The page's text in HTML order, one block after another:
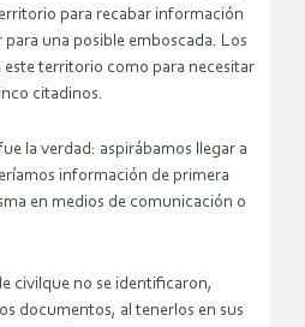
para recabar información
una posible emboscada. Los
este territorio como para necesitar
citadinos.
la verdad: aspirábamos llegar a
información de primera
en medios de comunicación o
civilque no se identificaron,
documentos, al tenerlos en sus